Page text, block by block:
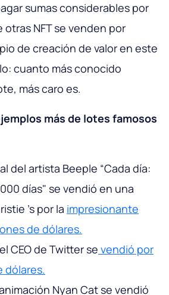
sumas considerables por
NFT se venden por
de creación de valor en este
cuanto más conocido
más caro es.
más de lotes famosos
del artista Beeple “Cada día:
días" se vendió en una
's por la impresionante
de dólares.
CEO de Twitter se vendió por
dólares.
Nyan Cat se vendió